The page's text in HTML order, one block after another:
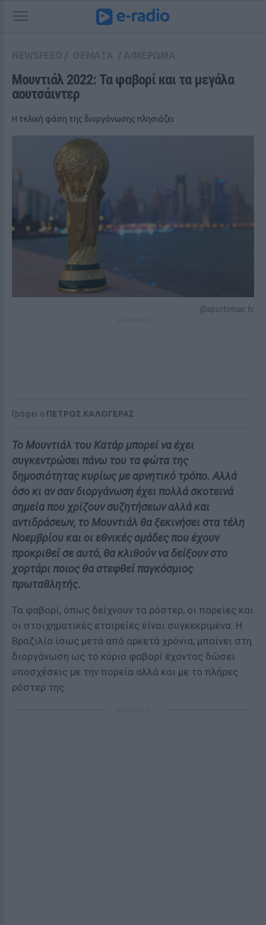
Μουντιάλ 2022: Τα φαβορί και τα μεγάλα
αουτσάιντερ
Η τελική φάση της διοργάνωσης πλησιάζει
@sportsmax.tv
Γράφει ο ΠΕΤΡΟΣ ΚΑΛΟΓΕΡΑΣ
Το Μουντιάλ του Κατάρ μπορεί να έχει
συγκεντρώσει πάνω του τα φώτα της
δημοσιότητας κυρίως με αρνητικό τρόπο. Αλλά
όσο κι αν σαν διοργάνωση έχει πολλά σκοτεινά
σημεία που χρίζουν συζητήσεων αλλά και
αντιδράσεων, το Μουντιάλ θα ξεκινήσει στα τέλη
Νοεμβρίου και οι εθνικές ομάδες που έχουν
προκριθεί σε αυτό, θα κλιθούν να δείξουν στο
χορτάρι ποιος θα στεφθεί παγκόσμιος
πρωταθλητής.
Τα φαβορί, όπως δείχνουν τα ρόστερ, οι πορείες και
οι στοιχηματικές εταιρείες είναι συγκεκριμένα. Η
Βραζιλία ίσως μετά από αρκετά χρόνια, μπαίνει στη
διοργάνωση ως το κύριο φαβορί έχοντας δώσει
υποσχέσεις με την πορεία αλλά και με το πλήρες
ρόστερ της.